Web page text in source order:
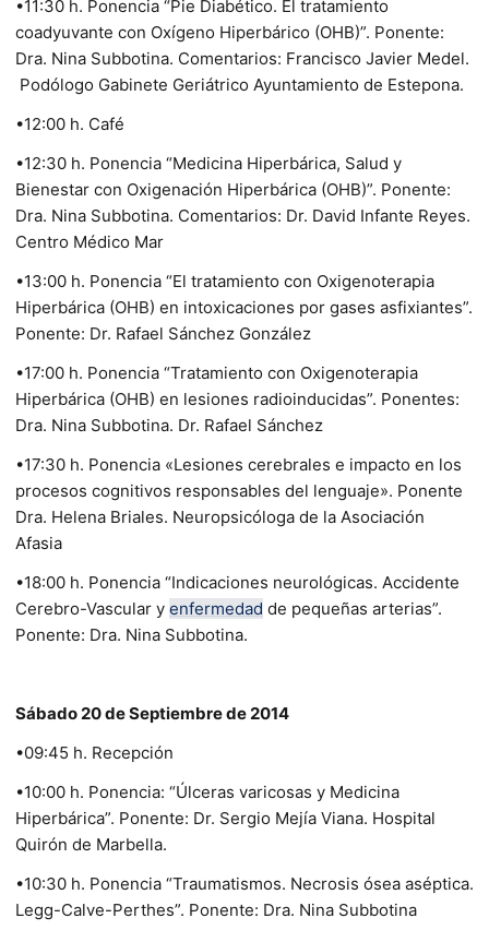
•11:30 h. Ponencia “Pie Diabético. El tratamiento
coadyuvante con Oxígeno Hiperbárico (OHB)”. Ponente:
Dra. Nina Subbotina. Comentarios: Francisco Javier Medel.
Podólogo Gabinete Geriátrico Ayuntamiento de Estepona.
•12:00 h. Café
•12:30 h. Ponencia “Medicina Hiperbárica, Salud y
Bienestar con Oxigenación Hiperbárica (OHB)”. Ponente:
Dra. Nina Subbotina. Comentarios: Dr. David Infante Reyes.
Centro Médico Mar
•13:00 h. Ponencia “El tratamiento con Oxigenoterapia
Hiperbárica (OHB) en intoxicaciones por gases asfixiantes”.
Ponente: Dr. Rafael Sánchez González
•17:00 h. Ponencia “Tratamiento con Oxigenoterapia
Hiperbárica (OHB) en lesiones radioinducidas”. Ponentes:
Dra. Nina Subbotina. Dr. Rafael Sánchez
•17:30 h. Ponencia «Lesiones cerebrales e impacto en los
procesos cognitivos responsables del lenguaje». Ponente
Dra. Helena Briales. Neuropsicóloga de la Asociación
Afasia
•18:00 h. Ponencia “Indicaciones neurológicas. Accidente
Cerebro-Vascular y enfermedad de pequeñas arterias”.
Ponente: Dra. Nina Subbotina.
Sábado 20 de Septiembre de 2014
•09:45 h. Recepción
•10:00 h. Ponencia: “Úlceras varicosas y Medicina
Hiperbárica”. Ponente: Dr. Sergio Mejía Viana. Hospital
Quirón de Marbella.
•10:30 h. Ponencia “Traumatismos. Necrosis ósea aséptica.
Legg-Calve-Perthes”. Ponente: Dra. Nina Subbotina